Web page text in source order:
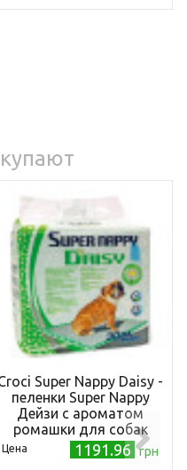
Super Nappy Daisy -
пеленки Super Nappy
Дейзи с ароматом
ромашки для собак
84х57 30 шт
(8023222213135)
Цена 1191.96 грн